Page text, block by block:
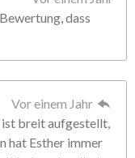
dass
Vor einem Jahr
ist breit aufgestellt,
hat Esther immer